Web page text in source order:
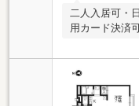
二人入居可・
用カード決済